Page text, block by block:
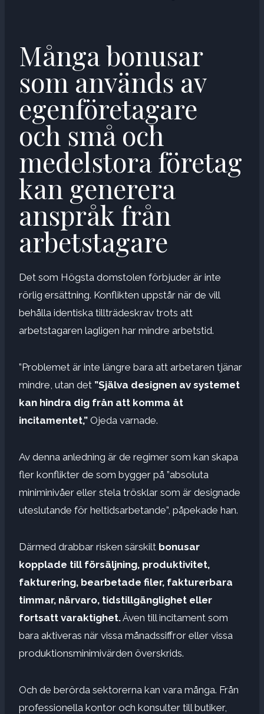
Många bonusar
som används av
egenföretagare
och små och
medelstora företag
kan generera
anspråk från
arbetstagare
Det som Högsta domstolen förbjuder är inte
rörlig ersättning. Konflikten uppstår när de vill
behålla identiska tillträdeskrav trots att
arbetstagaren lagligen har mindre arbetstid.
”Problemet är inte längre bara att arbetaren tjänar
mindre, utan det ”Själva designen av systemet
kan hindra dig från att komma åt
incitamentet,” Ojeda varnade.
Av denna anledning är de regimer som kan skapa
fler konflikter de som bygger på ”absoluta
miniminivåer eller stela trösklar som är designade
uteslutande för heltidsarbetande”, påpekade han.
Därmed drabbar risken särskilt bonusar
kopplade till försäljning, produktivitet,
fakturering, bearbetade filer, fakturerbara
timmar, närvaro, tidstillgänglighet eller
fortsatt varaktighet.Även till incitament som
bara aktiveras när vissa månadssiffror eller vissa
produktionsminimivärden överskrids.
Och de berörda sektorerna kan vara många. Från
professionella kontor och konsulter till butiker,